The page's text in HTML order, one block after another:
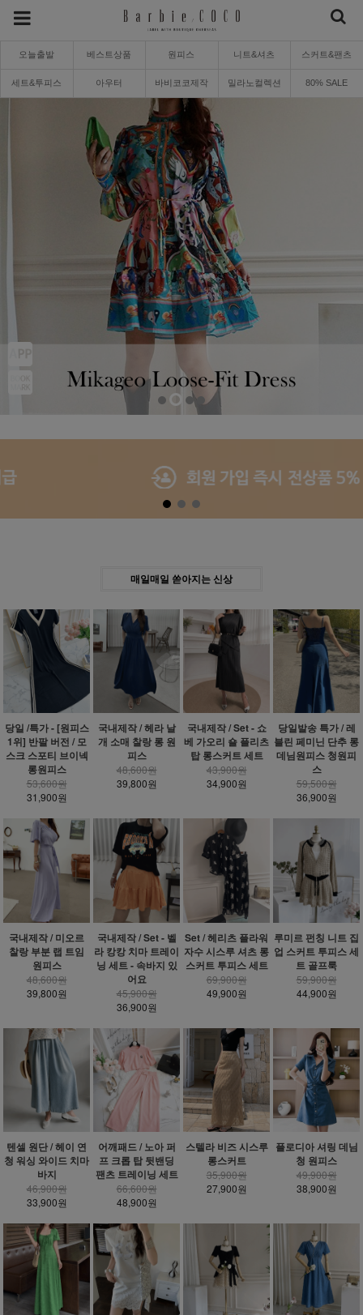
오늘출발 베스트상품 원피스 니트&셔츠 스커트&팬츠
세트&투피스 아우터 바비코코제작 밀라노컬렉션 80% SALE
Previous Next
매일매일 쏟아지는 신상
당일 /특가 - [원피스
1위] 반팔 버전 / 모
스크 스포티 브이넥
롱원피스
53,600원
31,900원
국내제작 / 헤라 날
개 소매 찰랑 롱 원
피스
48,600원
39,800원
국내제작 / Set - 쇼
베 가오리 숄 플리츠
탑 롱스커트 세트
43,900원
34,900원
당일발송 특가 / 레
블린 페미닌 단추 롱
데님원피스 청원피
스
59,500원
36,900원
국내제작 / 미오르
찰랑 부분 랩 트임
원피스
48,600원
39,800원
국내제작 / Set - 벨
라 캉캉 치마 트레이
닝 세트 - 속바지 있
어요
45,900원
36,900원
Set / 헤리츠 플라워
자수 시스루 셔츠 롱
스커트 투피스 세트
69,900원
49,900원
루미르 펀칭 니트 집
업 스커트 투피스 세
트 골프룩
59,900원
44,900원
텐셀 원단 / 헤이 연
청 워싱 와이드 치마
바지
46,900원
33,900원
어깨패드 / 노아 퍼
프 크롭 탑 뒷밴딩
팬츠 트레이닝 세트
66,600원
48,900원
스텔라 비즈 시스루
롱스커트
35,900원
27,900원
플로디아 셔링 데님
청 원피스
49,900원
38,900원